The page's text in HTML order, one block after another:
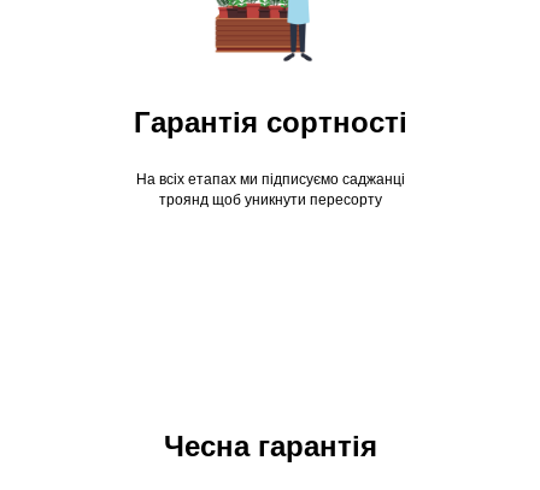
На всіх етапах ми підписуємо саджанці
троянд щоб уникнути пересорту
Гарантія сортності
Чесна гарантія